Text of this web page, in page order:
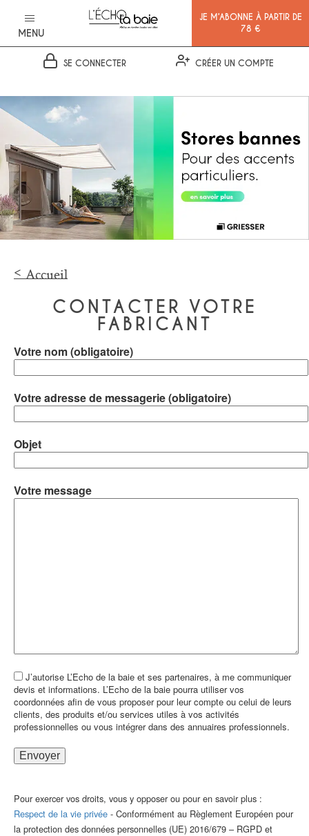
MENU
JE M’ABONNE À PARTIR DE
78 €
SE CONNECTER CRÉER UN COMPTE
Accueil
CONTACTER VOTRE
FABRICANT
Votre nom (obligatoire)
Votre adresse de messagerie (obligatoire)
Objet
Votre message
J’autorise L’Echo de la baie et ses partenaires, à me communiquer
devis et informations. L’Echo de la baie pourra utiliser vos
coordonnées afin de vous proposer pour leur compte ou celui de leurs
clients, des produits et/ou services utiles à vos activités
professionnelles ou vous intégrer dans des annuaires professionnels.
Pour exercer vos droits, vous y opposer ou pour en savoir plus :
Respect de la vie privée - Conformément au Règlement Européen pour
la protection des données personnelles (UE) 2016/679 – RGPD et